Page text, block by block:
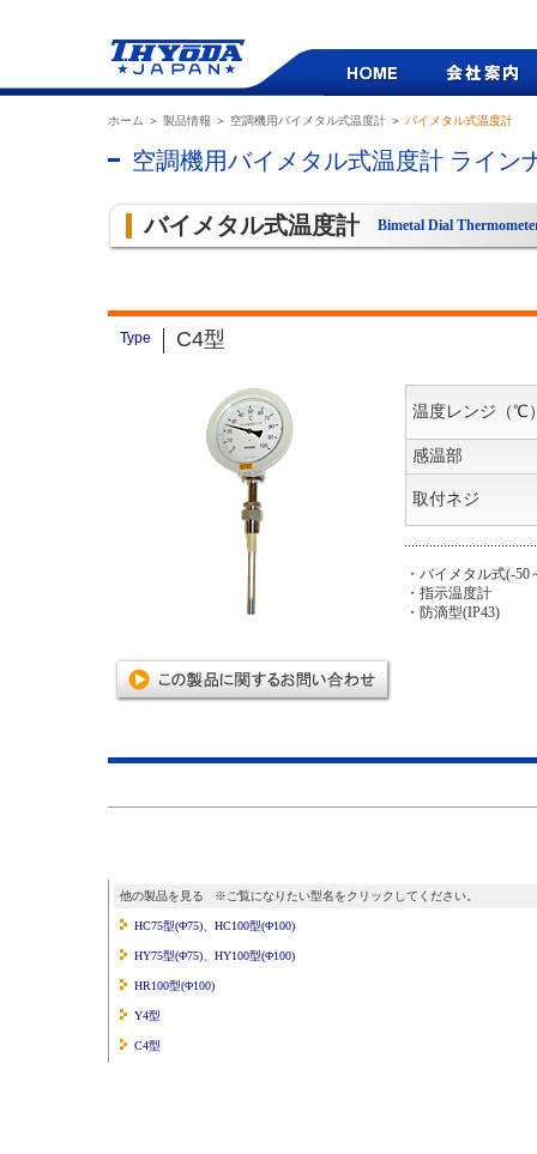
ホーム ＞ 製品情報 ＞ 空調機用バイメタル式温度計 ＞ バイメタル式温度計
空調機用バイメタル式温度計 ライン
バイメタル式温度計 Bimetal Dial
Type C4型
温度レンジ（℃
感温部
取付ネジ
・バイメタル式(-
・指示温度計
・防滴型(IP43)
他の製品を見る ※ご覧になりたい型名をクリックしてください。
HC75型(Φ75)、HC100型(Φ100)
HY75型(Φ75)、HY100型(Φ100)
HR100型(Φ100)
Y4型
C4型